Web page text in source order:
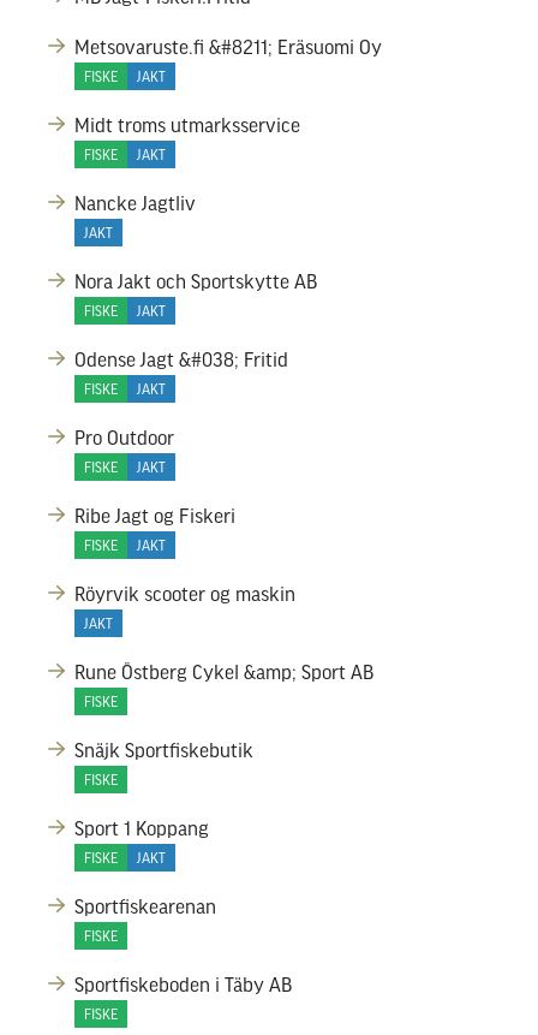
Metsovaruste.fi &#8211; Eräsuomi Oy
FISKE JAKT
Midt troms utmarksservice
FISKE JAKT
Nancke Jagtliv
JAKT
Nora Jakt och Sportskytte AB
FISKE JAKT
Odense Jagt &#038; Fritid
FISKE JAKT
Pro Outdoor
FISKE JAKT
Ribe Jagt og Fiskeri
FISKE JAKT
Röyrvik scooter og maskin
JAKT
Rune Östberg Cykel &amp; Sport AB
FISKE
Snäjk Sportfiskebutik
FISKE
Sport 1 Koppang
FISKE JAKT
Sportfiskearenan
FISKE
Sportfiskeboden i Täby AB
FISKE